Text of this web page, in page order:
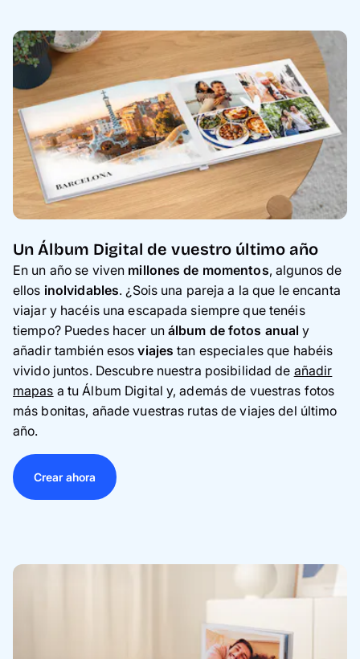
Un Álbum Digital de vuestro último año
En un año se viven millones de momentos, algunos de
ellos inolvidables. ¿Sois una pareja a la que le encanta
viajar y hacéis una escapada siempre que tenéis
tiempo? Puedes hacer un álbum de fotos anual y
añadir también esosviajestan especiales que habéis
vivido juntos. Descubre nuestra posibilidad de añadir
mapas a tu Álbum Digital y, además de vuestras fotos
más bonitas, añade vuestras rutas de viajes del último
año.
Crear ahora